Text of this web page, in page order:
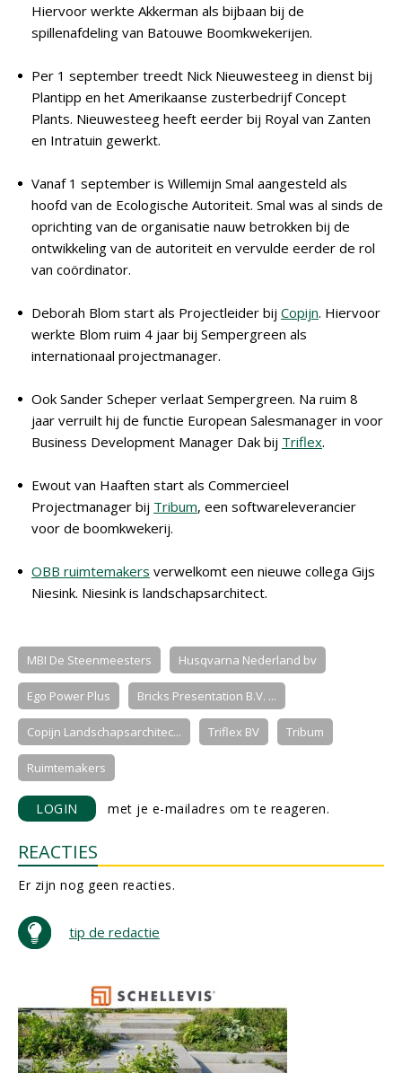
Hiervoor werkte Akkerman als bijbaan bij de
spillenafdeling van Batouwe Boomkwekerijen.
Per 1 september treedt Nick Nieuwesteeg in dienst bij
Plantipp en het Amerikaanse zusterbedrijf Concept
Plants. Nieuwesteeg heeft eerder bij Royal van Zanten
en Intratuin gewerkt.
Vanaf 1 september is Willemijn Smal aangesteld als
hoofd van de Ecologische Autoriteit. Smal was al sinds de
oprichting van de organisatie nauw betrokken bij de
ontwikkeling van de autoriteit en vervulde eerder de rol
van coördinator.
Deborah Blom start als Projectleider bij Copijn. Hiervoor
werkte Blom ruim 4 jaar bij Sempergreen als
internationaal projectmanager.
Ook Sander Scheper verlaat Sempergreen. Na ruim 8
jaar verruilt hij de functie European Salesmanager in voor
Business Development Manager Dak bij Triflex.
Ewout van Haaften start als Commercieel
Projectmanager bij Tribum, een softwareleverancier
voor de boomkwekerij.
OBB ruimtemakers verwelkomt een nieuwe collega Gijs
Niesink. Niesink is landschapsarchitect.
MBI De Steenmeesters Husqvarna Nederland bv
Ego Power Plus Bricks Presentation B.V. ...
Copijn Landschapsarchitec... Triflex BV Tribum
Ruimtemakers
LOGIN met je e-mailadres om te reageren.
REACTIES
Er zijn nog geen reacties.
tip de redactie